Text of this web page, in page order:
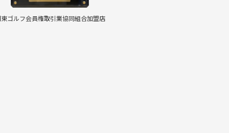
ゴルフ会員権取引業協同組合加盟店